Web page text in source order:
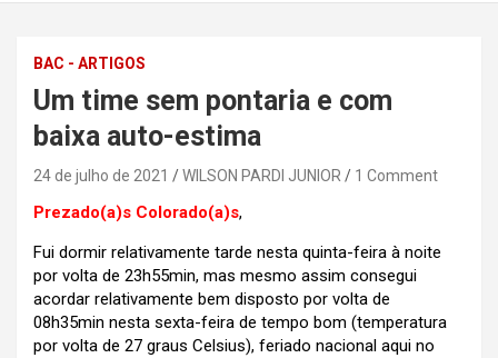
BAC - ARTIGOS
Um time sem pontaria e com
baixa auto-estima
24 de julho de 2021 WILSON PARDI JUNIOR 1 Comment
Prezado(a)s Colorado(a)s,
Fui dormir relativamente tarde nesta quinta-feira à noite
por volta de 23h55min, mas mesmo assim consegui
acordar relativamente bem disposto por volta de
08h35min nesta sexta-feira de tempo bom (temperatura
por volta de 27 graus Celsius), feriado nacional aqui no